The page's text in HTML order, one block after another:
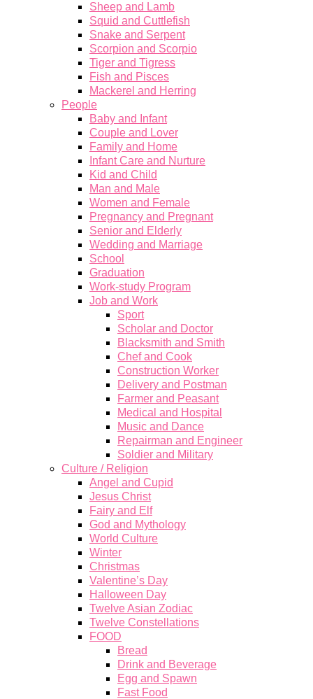
Sheep and Lamb
Squid and Cuttlefish
Snake and Serpent
Scorpion and Scorpio
Tiger and Tigress
Fish and Pisces
Mackerel and Herring
People
Baby and Infant
Couple and Lover
Family and Home
Infant Care and Nurture
Kid and Child
Man and Male
Women and Female
Pregnancy and Pregnant
Senior and Elderly
Wedding and Marriage
School
Graduation
Work-study Program
Job and Work
Sport
Scholar and Doctor
Blacksmith and Smith
Chef and Cook
Construction Worker
Delivery and Postman
Farmer and Peasant
Medical and Hospital
Music and Dance
Repairman and Engineer
Soldier and Military
Culture / Religion
Angel and Cupid
Jesus Christ
Fairy and Elf
God and Mythology
World Culture
Winter
Christmas
Valentine’s Day
Halloween Day
Twelve Asian Zodiac
Twelve Constellations
FOOD
Bread
Drink and Beverage
Egg and Spawn
Fast Food